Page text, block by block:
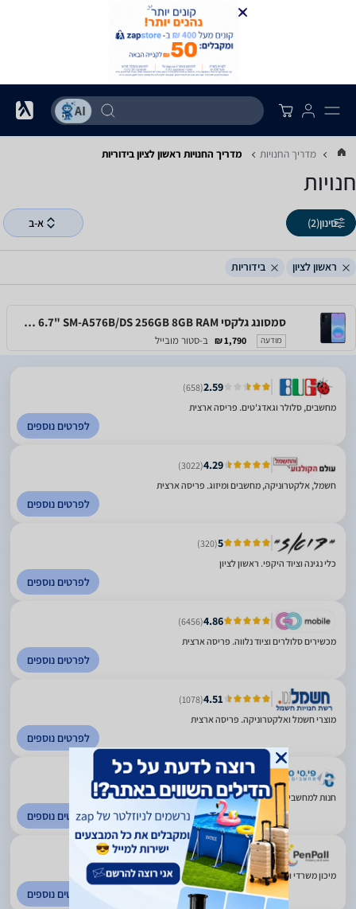
מדריך החנויות מדריך החנויות ‏ראשון לציון ‏בידוריות
חנויות
סינון(2) א-ב
ראשון לציון בידוריות
סמסונג גלקסי Samsung Galaxy A57 5G 6.7" SM-A576B/DS 256GB 8GB RAM
מודעה 1,790 ₪ ב-סטור מובייל
2.59
(658)
מחשבים, סלולר וגאדג'טים. פריסה ארצית
לפרטים נוספים
4.29
(3022)
חשמל, אלקטרוניקה, מחשבים ומיזוג. פריסה ארצית
לפרטים נוספים
5
(320)
כלי נגינה וציוד היקפי. ראשון לציון
לפרטים נוספים
4.86
(6456)
מכשירים סלולרים וציוד נלווה. פריסה ארצית
לפרטים נוספים
4.51
(1078)
מוצרי חשמל ואלקטרוניקה. פריסה ארצית
לפרטים נוספים
4.71
חנות למחשבים וציוד היקפי. ראשון לציון
לפרטים נוספים
5
(83)
מיכון משרדי ומכשירי חשמל. ראשון לציון
לפרטים נוספים